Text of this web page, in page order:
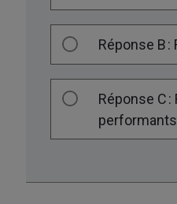
Réponse B
Réponse C
performants